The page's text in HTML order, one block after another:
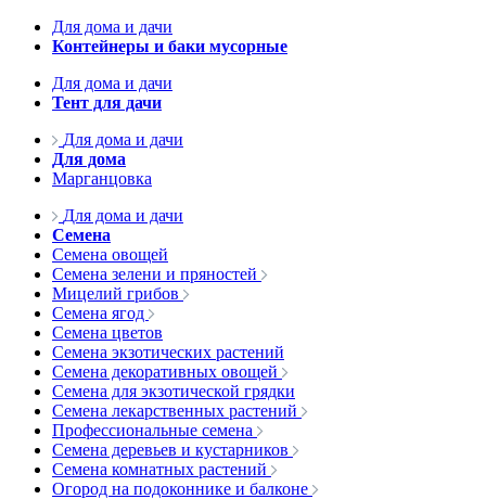
Для дома и дачи
Контейнеры и баки мусорные
Для дома и дачи
Тент для дачи
Для дома и дачи
Для дома
Марганцовка
Для дома и дачи
Семена
Семена овощей
Семена зелени и пряностей
Мицелий грибов
Семена ягод
Семена цветов
Семена экзотических растений
Семена декоративных овощей
Семена для экзотической грядки
Семена лекарственных растений
Профессиональные семена
Семена деревьев и кустарников
Семена комнатных растений
Огород на подоконнике и балконе